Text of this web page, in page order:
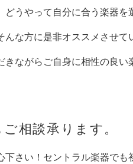
うやって自分に合う楽器を
な方に是非オススメさせて
きながらご自身に相性の良
相談承ります。
さい！セントラル楽器でも